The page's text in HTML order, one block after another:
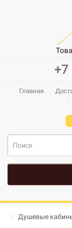
Главная
Душевые